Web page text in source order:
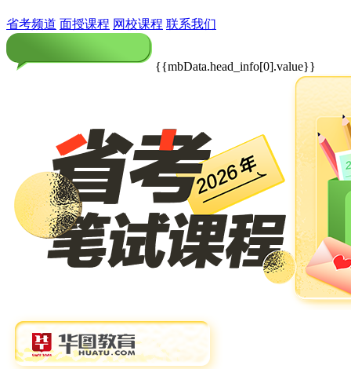
省考频道 面授课程 网校课程 联系我们
{{mbData.head_info[0].value}}